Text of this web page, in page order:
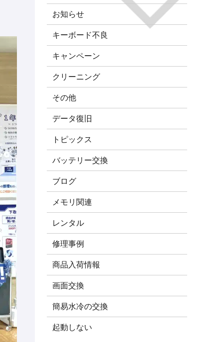
お知らせ
キーボード不良
キャンペーン
クリーニング
その他
データ復旧
トピックス
バッテリー交換
ブログ
メモリ関連
レンタル
修理事例
商品入荷情報
画面交換
簡易水冷の交換
起動しない